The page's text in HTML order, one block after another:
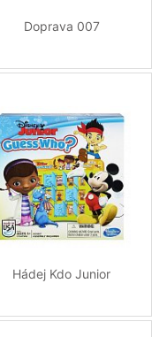
Doprava 007
Hádej Kdo Junior